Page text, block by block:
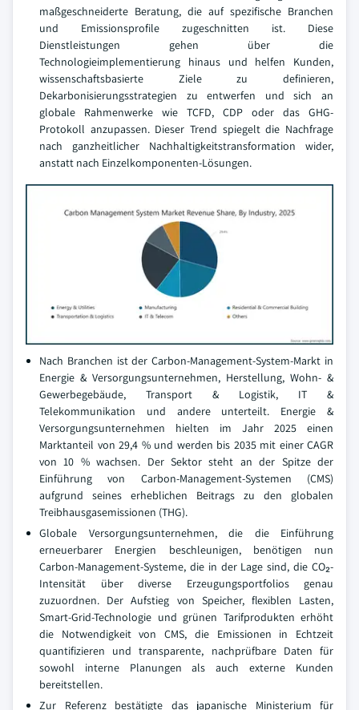
maßgeschneiderte Beratung, die auf spezifische Branchen
und Emissionsprofile zugeschnitten ist. Diese
Dienstleistungen gehen über die
Technologieimplementierung hinaus und helfen Kunden,
wissenschaftsbasierte Ziele zu definieren,
Dekarbonisierungsstrategien zu entwerfen und sich an
globale Rahmenwerke wie TCFD, CDP oder das GHG-
Protokoll anzupassen. Dieser Trend spiegelt die Nachfrage
nach ganzheitlicher Nachhaltigkeitstransformation wider,
anstatt nach Einzelkomponenten-Lösungen.
Nach Branchen ist der Carbon-Management-System-Markt in
Energie & Versorgungsunternehmen, Herstellung, Wohn- &
Gewerbegebäude, Transport & Logistik, IT &
Telekommunikation und andere unterteilt. Energie &
Versorgungsunternehmen hielten im Jahr 2025 einen
Marktanteil von 29,4 % und werden bis 2035 mit einer CAGR
von 10 % wachsen. Der Sektor steht an der Spitze der
Einführung von Carbon-Management-Systemen (CMS)
aufgrund seines erheblichen Beitrags zu den globalen
Treibhausgasemissionen (THG).
Globale Versorgungsunternehmen, die die Einführung
erneuerbarer Energien beschleunigen, benötigen nun
Carbon-Management-Systeme, die in der Lage sind, die CO₂-
Intensität über diverse Erzeugungsportfolios genau
zuzuordnen. Der Aufstieg von Speicher, flexiblen Lasten,
Smart-Grid-Technologie und grünen Tarifprodukten erhöht
die Notwendigkeit von CMS, die Emissionen in Echtzeit
quantifizieren und transparente, nachprüfbare Daten für
sowohl interne Planungen als auch externe Kunden
bereitstellen.
Zur Referenz bestätigte das japanische Ministerium für